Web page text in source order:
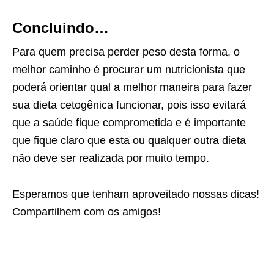
Concluindo…
Para quem precisa perder peso desta forma, o
melhor caminho é procurar um nutricionista que
poderá orientar qual a melhor maneira para fazer
sua dieta cetogênica funcionar, pois isso evitará
que a saúde fique comprometida e é importante
que fique claro que esta ou qualquer outra dieta
não deve ser realizada por muito tempo.
Esperamos que tenham aproveitado nossas dicas!
Compartilhem com os amigos!